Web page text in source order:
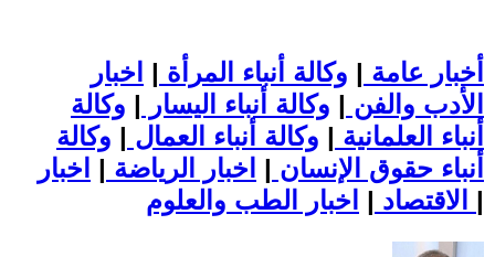
أخبار عامة | وكالة أنباء المرأة | اخبار
الأدب والفن | وكالة أنباء اليسار | وكالة
أنباء العلمانية | وكالة أنباء العمال | وكالة
أنباء حقوق الإنسان | اخبار الرياضة | اخبار
الاقتصاد | |